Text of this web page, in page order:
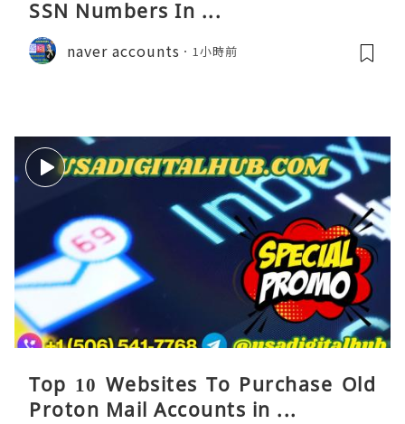
SSN Numbers In ...
naver accounts 1小時前
Top 10 Websites To Purchase Old
Proton Mail Accounts in ...